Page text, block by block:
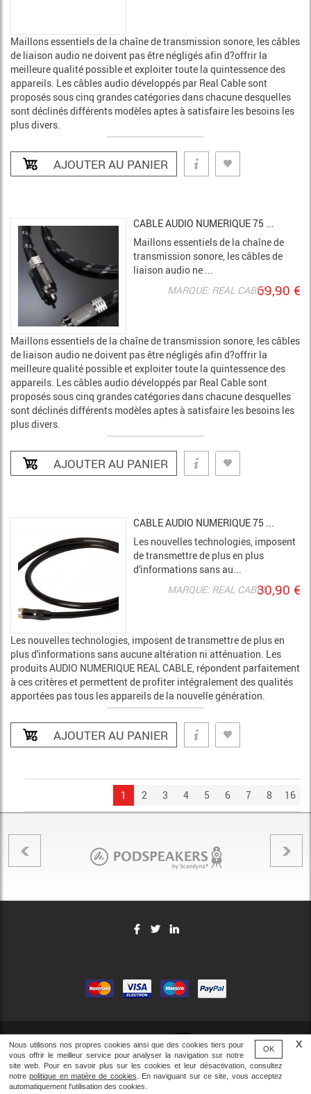
Maillons essentiels de la chaîne de transmission sonore, les câbles
de liaison audio ne doivent pas être négligés afin d?offrir la
meilleure qualité possible et exploiter toute la quintessence des
appareils. Les câbles audio développés par Real Cable sont
proposés sous cinq grandes catégories dans chacune desquelles
sont déclinés différents modèles aptes à satisfaire les besoins les
plus divers.
CABLE AUDIO NUMERIQUE 75 ...
Maillons essentiels de la chaîne de
transmission sonore, les câbles de
liaison audio ne ...
MARQUE: REAL CABLE69,90 €
Maillons essentiels de la chaîne de transmission sonore, les câbles
de liaison audio ne doivent pas être négligés afin d?offrir la
meilleure qualité possible et exploiter toute la quintessence des
appareils. Les câbles audio développés par Real Cable sont
proposés sous cinq grandes catégories dans chacune desquelles
sont déclinés différents modèles aptes à satisfaire les besoins les
plus divers.
CABLE AUDIO NUMERIQUE 75 ...
Les nouvelles technologies, imposent
de transmettre de plus en plus
d'informations sans au...
MARQUE: REAL CABLE30,90 €
Les nouvelles technologies, imposent de transmettre de plus en
plus d'informations sans aucune altération ni atténuation. Les
produits AUDIO NUMERIQUE REAL CABLE, répondent parfaitement
à ces critères et permettent de profiter intégralement des qualités
apportées pas tous les appareils de la nouvelle génération.
1 2 3 4 5 6 7 8 16
Appelez-nous
Contactez-nous
OK
Nous utilisons nos propres cookies ainsi que des cookies tiers pour
vous offrir le meilleur service pour analyser la navigation sur notre
site web. Pour en savoir plus sur les cookies et leur désactivation, consultez
notrepolitique en matière de cookies . En naviguant sur ce site, vous acceptez
automatiquement l'utilisation des cookies.